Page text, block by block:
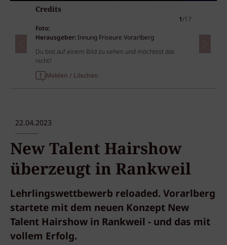
Credits
1/17
Foto:
Herausgeber:Innung Friseure Vorarlberg
Du bist auf einem Bild zu sehen und möchtest das
nicht?
Melden / Löschen
22.04.2023
New Talent Hairshow
überzeugt in Rankweil
Lehrlingswettbewerb reloaded. Vorarlberg
startete mit dem neuen Konzept New
Talent Hairshow in Rankweil - und das mit
vollem Erfolg.